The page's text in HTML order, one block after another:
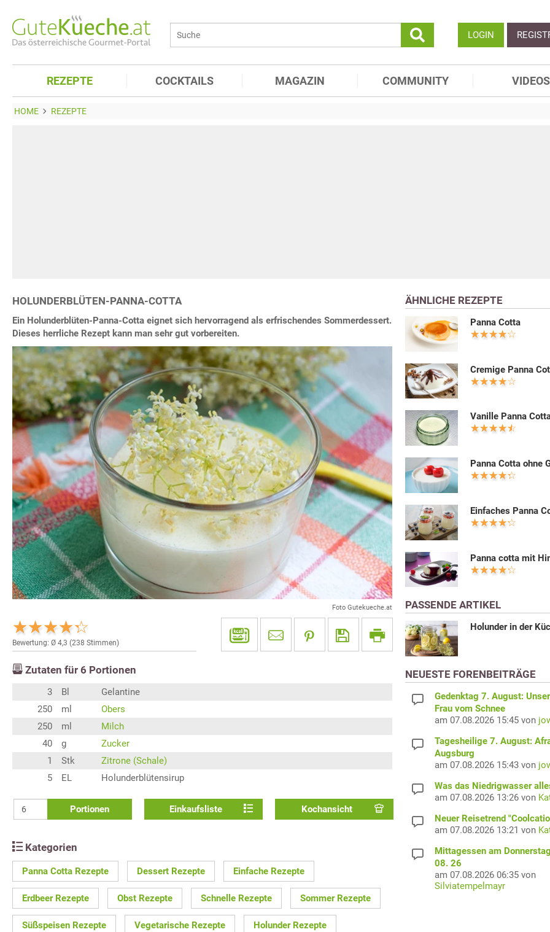
LOGIN
REZEPTE COCKTAILS MAGAZIN COMMUNITY VIDEOS
HOME REZEPTE
HOLUNDERBLÜTEN-PANNA-COTTA
Ein Holunderblüten-Panna-Cotta eignet sich hervorragend als erfrischendes Sommerdessert.
Dieses herrliche Rezept kann man sehr gut vorbereiten.
Foto Gutekueche.at
Bewertung: Ø 4,3 (238 Stimmen)
Zutaten für 6 Portionen
3 Bl
Gelantine
250
ml
Obers
250
ml
Milch
40
g
Zucker
1
Stk
Zitrone (Schale)
5
EL Holunderblütensirup
Portionen Einkaufsliste Kochansicht
Kategorien
Panna Cotta Rezepte Dessert Rezepte Einfache Rezepte
Erdbeer Rezepte Obst Rezepte Schnelle Rezepte Sommer Rezepte
Süßspeisen Rezepte Vegetarische Rezepte Holunder Rezepte
ÄHNLICHE REZEPTE
Panna Cotta
Cremige Panna
Vanille Panna
Panna Cotta ohne
Einfaches Panna
Panna cotta mit
PASSENDE ARTIKEL
Holunder in der
NEUESTE FORENBEITRÄGE
Gedenktag 7. August:
Frau vom Schnee
am 07.08.2026 15:45 von
Tagesheilige 7. August:
Augsburg
am 07.08.2026 15:43 von
Was das Niedrigwasser
am 07.08.2026 13:26 von
Neuer Reisetrend
am 07.08.2026 13:21 von
Mittagessen am
08. 26
am 07.08.2026 06:35 von
Silviatempelmayr